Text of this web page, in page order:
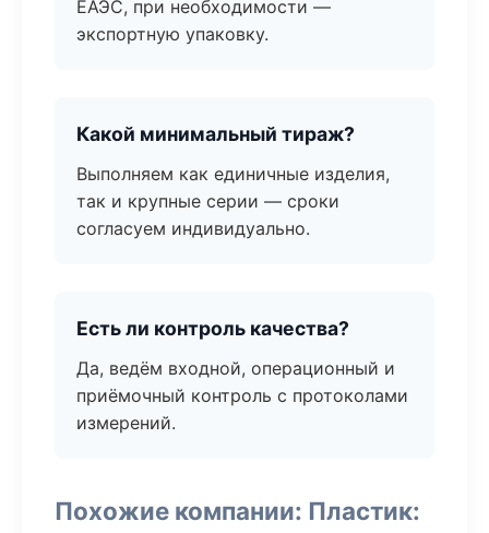
ЕАЭС, при необходимости —
экспортную упаковку.
Какой минимальный тираж?
Выполняем как единичные изделия,
так и крупные серии — сроки
согласуем индивидуально.
Есть ли контроль качества?
Да, ведём входной, операционный и
приёмочный контроль с протоколами
измерений.
Похожие компании: Пластик: